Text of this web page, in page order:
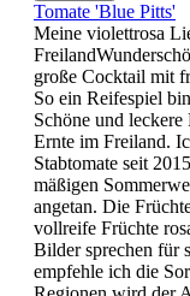
Tomate 'Blue Pitts'
Meine violettrosa
große Cocktail mit
So ein Reifespiel
Schöne und
Ernte im Freiland.
Stabtomate seit
mäßigen
angetan. Die
vollreife Früchte
Bilder sprechen für
empfehle ich die